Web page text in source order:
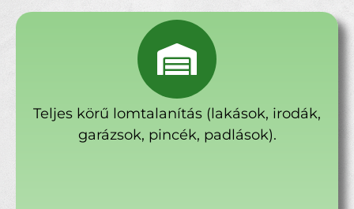
Teljes körű lomtalanítás (lakások, irodák,
garázsok, pincék, padlások).